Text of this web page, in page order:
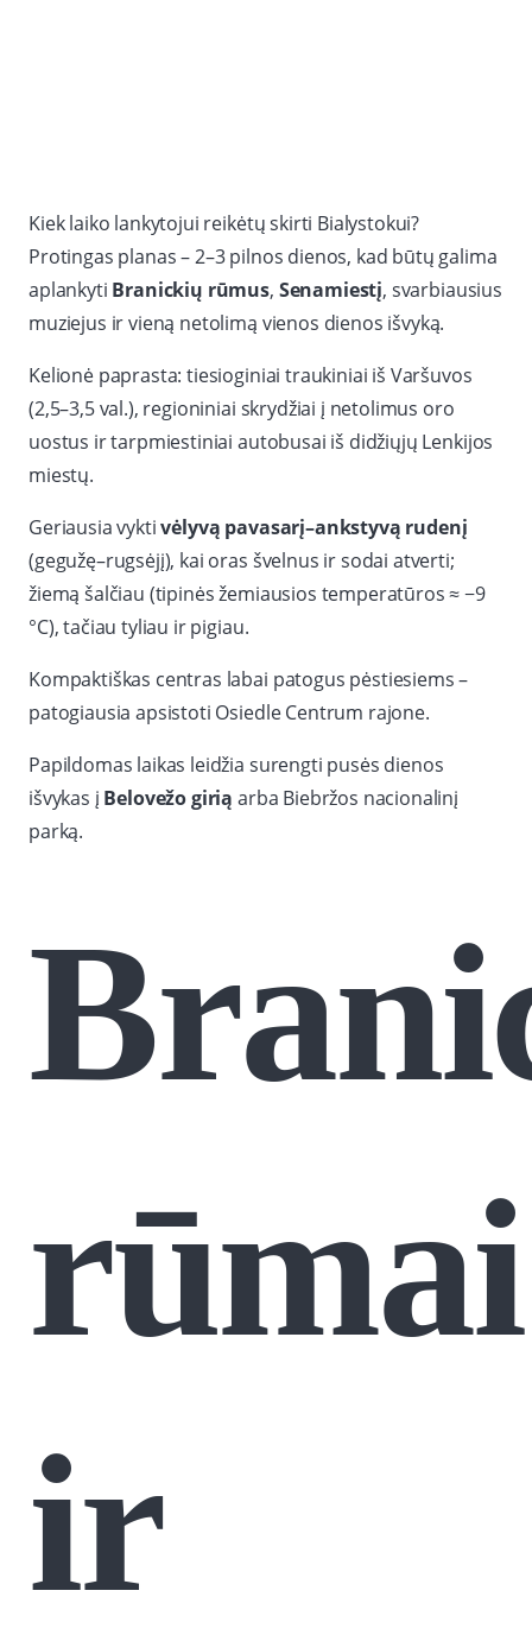
Kiek laiko lankytojui reikėtų skirti Bialystokui?
Protingas planas – 2–3 pilnos dienos, kad būtų galima
aplankyti Branickių rūmus, Senamiestį, svarbiausius
muziejus ir vieną netolimą vienos dienos išvyką.
Kelionė paprasta: tiesioginiai traukiniai iš Varšuvos
(2,5–3,5 val.), regioniniai skrydžiai į netolimus oro
uostus ir tarpmiestiniai autobusai iš didžiųjų Lenkijos
miestų.
Geriausia vyktivėlyvą pavasarį–ankstyvą rudenį
(gegužę–rugsėjį), kai oras švelnus ir sodai atverti;
žiemą šalčiau (tipinės žemiausios temperatūros ≈ −9
°C), tačiau tyliau ir pigiau.
Kompaktiškas centras labai patogus pėstiesiems –
patogiausia apsistoti Osiedle Centrum rajone.
Papildomas laikas leidžia surengti pusės dienos
išvykas į Belovežo girią arba Biebržos nacionalinį
parką.
rūmai
ir